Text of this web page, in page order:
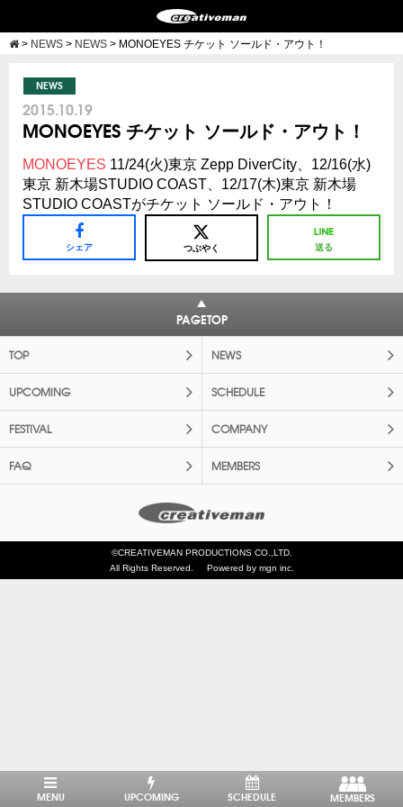
> NEWS > NEWS > MONOEYES チケット ソールド・アウト！
NEWS
2015.10.19
MONOEYES チケット ソールド・アウト！
MONOEYES 11/24(火)東京 Zepp DiverCity、12/16(水)
東京 新木場STUDIO COAST、12/17(木)東京 新木場
STUDIO COASTがチケット ソールド・アウト！
シェア つぶやく 送る
PAGETOP
TOP NEWS
UPCOMING SCHEDULE
FESTIVAL COMPANY
FAQ MEMBERS
©CREATIVEMAN PRODUCTIONS CO.,LTD.
All Rights Reserved.
Powered by mgn inc.
MENU UPCOMING SCHEDULE MEMBERS